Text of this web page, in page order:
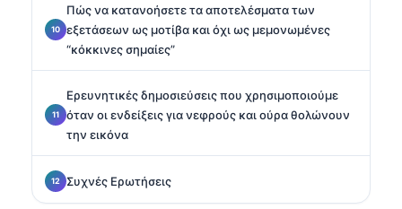
Πώς να κατανοήσετε τα αποτελέσματα των
εξετάσεων ως μοτίβα και όχι ως μεμονωμένες
“κόκκινες σημαίες”
Ερευνητικές δημοσιεύσεις που χρησιμοποιούμε
όταν οι ενδείξεις για νεφρούς και ούρα θολώνουν
την εικόνα
Συχνές Ερωτήσεις